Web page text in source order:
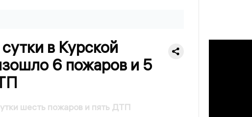
в Курской
6 пожаров и 5
шесть пожаров и пять ДТП